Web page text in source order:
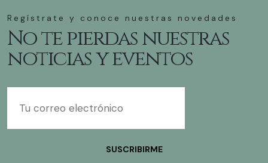
Regístrate y conoce nuestras novedades
No te pierdas nuestras
noticias y eventos